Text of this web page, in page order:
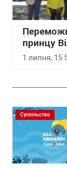
принцу
1 липня,
Суспільство